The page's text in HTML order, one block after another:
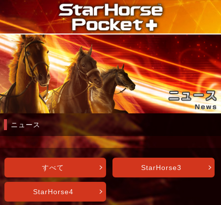
ニュース
すべて StarHorse3
StarHorse4